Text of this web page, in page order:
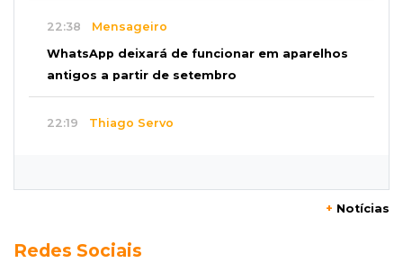
22:38 Mensageiro
WhatsApp deixará de funcionar em aparelhos
antigos a partir de setembro
22:19 Thiago Servo
Semana vai começar com 909 novas
+ Notícias
Redes Sociais